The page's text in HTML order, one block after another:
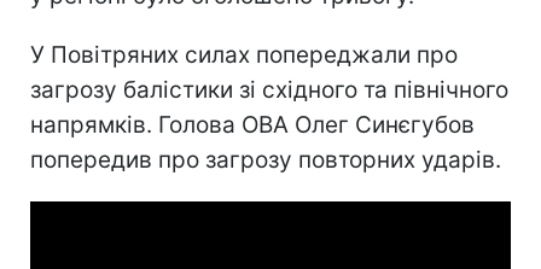
У Повітряних силах попереджали про
загрозу балістики зі східного та північного
напрямків. Голова ОВА Олег Синєгубов
попередив про загрозу повторних ударів.